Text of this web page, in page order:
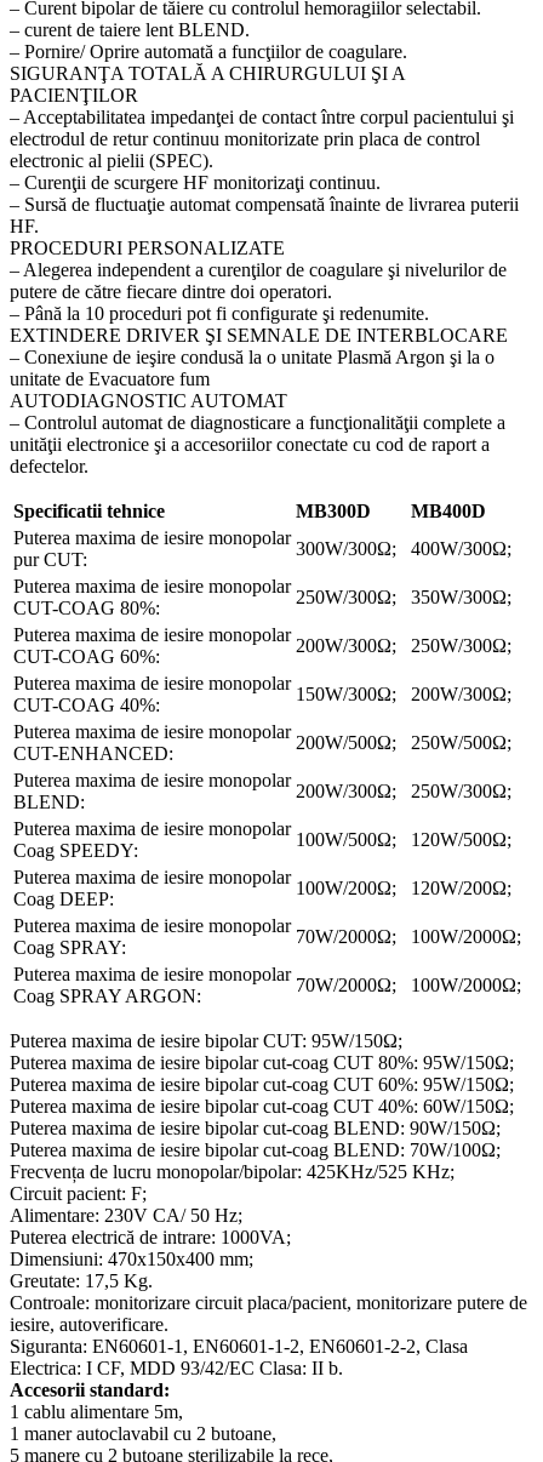
– Curent bipolar de tăiere cu controlul hemoragiilor selectabil.
– curent de taiere lent BLEND.
– Pornire/ Oprire automată a funcţiilor de coagulare.
SIGURANŢA TOTALĂ A CHIRURGULUI ŞI A
PACIENŢILOR
– Acceptabilitatea impedanţei de contact între corpul pacientului şi
electrodul de retur continuu monitorizate prin placa de control
electronic al pielii (SPEC).
– Curenţii de scurgere HF monitorizaţi continuu.
– Sursă de fluctuaţie automat compensată înainte de livrarea puterii
HF.
PROCEDURI PERSONALIZATE
– Alegerea independent a curenţilor de coagulare şi nivelurilor de
putere de către fiecare dintre doi operatori.
– Până la 10 proceduri pot fi configurate şi redenumite.
EXTINDERE DRIVER ŞI SEMNALE DE INTERBLOCARE
– Conexiune de ieşire condusă la o unitate Plasmă Argon şi la o
unitate de Evacuatore fum
AUTODIAGNOSTIC AUTOMAT
– Controlul automat de diagnosticare a funcţionalităţii complete a
unităţii electronice şi a accesoriilor conectate cu cod de raport a
defectelor.
Specificatii tehnice MB300D
MB400D
Puterea maxima de iesire monopolar
pur CUT:
300W/300Ω;
400W/300Ω;
Puterea maxima de iesire monopolar
CUT-COAG 80%:
250W/300Ω;
350W/300Ω;
Puterea maxima de iesire monopolar
CUT-COAG 60%:
200W/300Ω;
250W/300Ω;
Puterea maxima de iesire monopolar
CUT-COAG 40%:
150W/300Ω;
200W/300Ω;
Puterea maxima de iesire monopolar
CUT-ENHANCED:
200W/500Ω;
250W/500Ω;
Puterea maxima de iesire monopolar
BLEND:
200W/300Ω;
250W/300Ω;
Puterea maxima de iesire monopolar
Coag SPEEDY:
100W/500Ω;
120W/500Ω;
Puterea maxima de iesire monopolar
Coag DEEP:
100W/200Ω;
120W/200Ω;
Puterea maxima de iesire monopolar
Coag SPRAY:
70W/2000Ω;
100W/2000Ω;
Puterea maxima de iesire monopolar
Coag SPRAY ARGON:
70W/2000Ω; 100W/2000Ω;
Puterea maxima de iesire bipolar CUT: 95W/150Ω;
Puterea maxima de iesire bipolar cut-coag CUT 80%: 95W/150Ω;
Puterea maxima de iesire bipolar cut-coag CUT 60%: 95W/150Ω;
Puterea maxima de iesire bipolar cut-coag CUT 40%: 60W/150Ω;
Puterea maxima de iesire bipolar cut-coag BLEND: 90W/150Ω;
Puterea maxima de iesire bipolar cut-coag BLEND: 70W/100Ω;
Frecvența de lucru monopolar/bipolar: 425KHz/525 KHz;
Circuit pacient: F;
Alimentare: 230V CA/ 50 Hz;
Puterea electrică de intrare: 1000VA;
Dimensiuni: 470x150x400 mm;
Greutate: 17,5 Kg.
Controale: monitorizare circuit placa/pacient, monitorizare putere de
iesire, autoverificare.
Siguranta: EN60601-1, EN60601-1-2, EN60601-2-2, Clasa
Electrica: I CF, MDD 93/42/EC Clasa: II b.
Accesorii standard:
1 cablu alimentare 5m,
1 maner autoclavabil cu 2 butoane,
5 manere cu 2 butoane sterilizabile la rece,